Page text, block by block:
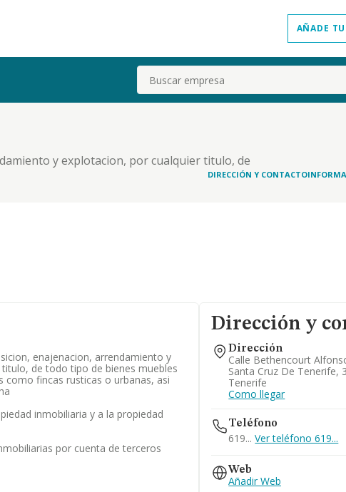
AÑADE
Buscar
y explotacion, por cualquier titulo, de
como fincas rusticas o urbanas, asi comoDIRECCIÓN Y CONTACTO
enajenacion, arrendamiento y
de todo tipo de bienes muebles
como fincas rusticas o urbanas, asi
inmobiliaria y a la propiedad
por cuenta de terceros
Dirección y
Dirección
Calle Bethencourt
Santa Cruz De Tenerife,
Tenerife
Como llegar
Teléfono
619...Ver teléfono 619...
Web
Añadir Web